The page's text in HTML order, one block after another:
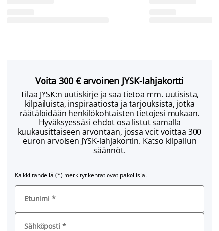
Voita 300 € arvoinen JYSK-lahjakortti
Tilaa JYSK:n uutiskirje ja saa tietoa mm. uutisista,
kilpailuista, inspiraatiosta ja tarjouksista, jotka
räätälöidään henkilökohtaisten tietojesi mukaan.
Hyväksyessäsi ehdot osallistut samalla
kuukausittaiseen arvontaan, jossa voit voittaa 300
euron arvoisen JYSK-lahjakortin. Katso kilpailun
säännöt.
Kaikki tähdellä (*) merkityt kentät ovat pakollisia.
Etunimi *
Sähköposti *